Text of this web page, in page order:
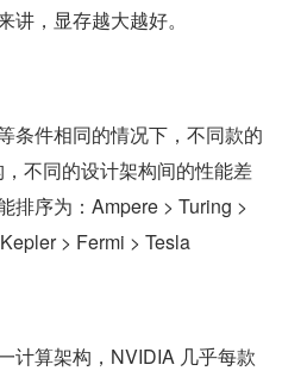
讲，显存越大越好。
条件相同的情况下，不同款的
不同的设计架构间的性能差
排序为：Ampere > Turing >
> Fermi > Tesla
计算架构，NVIDIA 几乎每款